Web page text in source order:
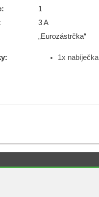
1
3 A
„Eurozástrčka“
1x nabíječka